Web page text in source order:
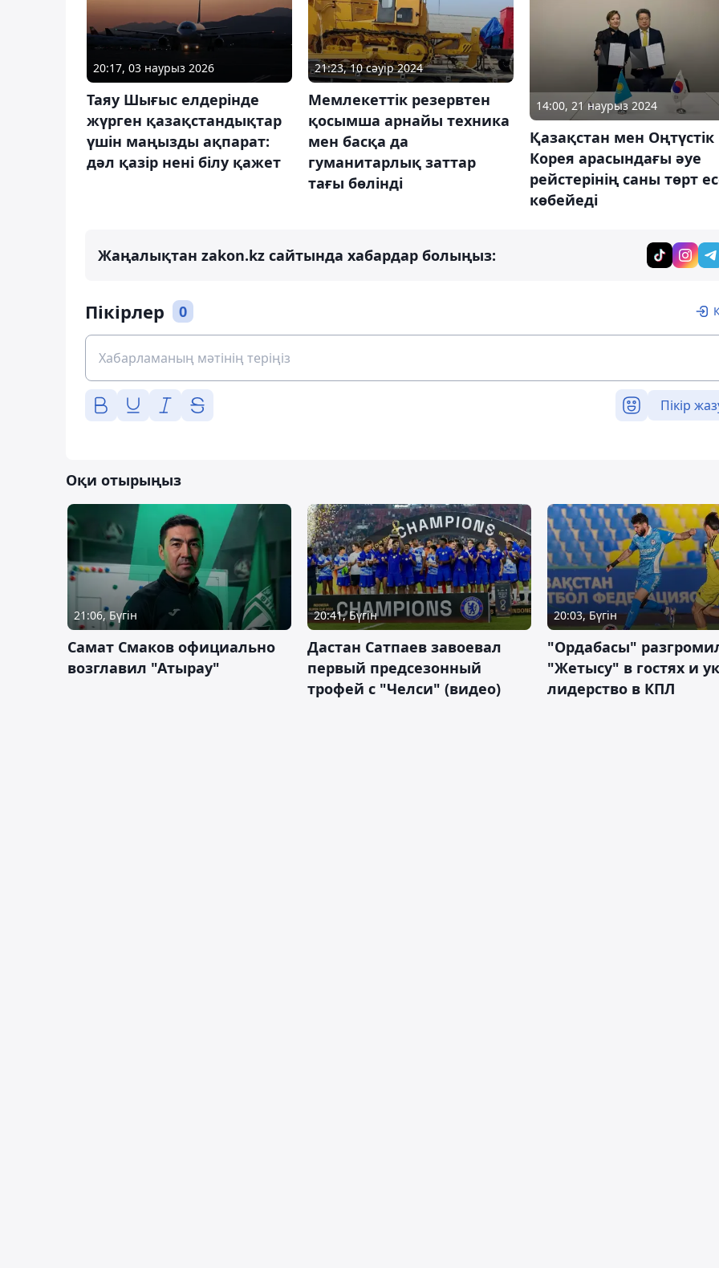
20:17, 03 наурыз 2026
Таяу Шығыс елдерінде
жүрген қазақстандықтар
үшін маңызды ақпарат:
дәл қазір нені білу қажет
21:23, 10 сәуір 2024
Мемлекеттік резервтен
қосымша арнайы техника
мен басқа да
гуманитарлық заттар
тағы бөлінді
14:00, 21 наурыз 2024
Қазақстан мен Оңтүстік
Корея арасындағы әуе
рейстерінің саны төрт
көбейеді
Жаңалықтан zakon.kz сайтында хабардар болыңыз:
Пікірлер 0
Пікір
Оқи отырыңыз
21:06, Бүгін
Самат Смаков официально
возглавил "Атырау"
20:41, Бүгін
Дастан Сатпаев завоевал
первый предсезонный
трофей с "Челси" (видео)
20:03, Бүгін
"Ордабасы"
"Жетысу" в гостях и
лидерство в КПЛ